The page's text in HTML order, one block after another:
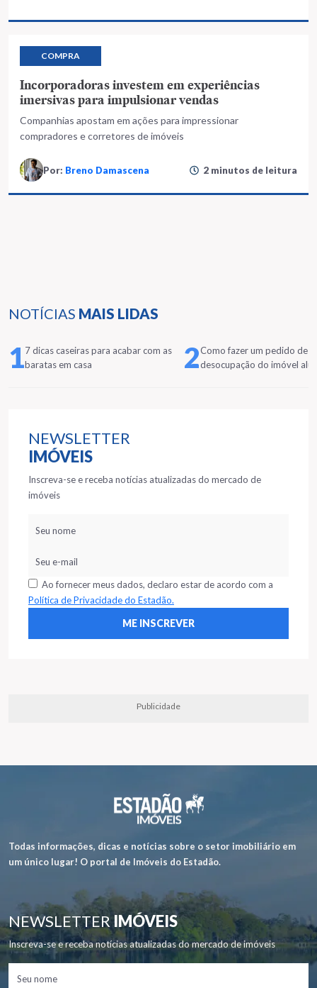
NOTÍCIAS MAIS LIDAS
17 dicas caseiras para acabar com as
baratas em casa
2Como fazer um pedido de
desocupação do imóvel
NEWSLETTER
IMÓVEIS
Inscreva-se e receba notícias atualizadas do mercado de
imóveis
Ao fornecer meus dados, declaro estar de acordo com a
Política de Privacidade do Estadão.
Publicidade
COMPRA
Incorporadoras investem em experiências
imersivas para impulsionar vendas
Companhias apostam em ações para impressionar
compradores e corretores de imóveis
Por: Breno Damascena 2 minutos de leitura
Todas informações, dicas e notícias sobre o setor imobiliário em
um único lugar! O portal de Imóveis do Estadão.
NEWSLETTERIMÓVEIS
Inscreva-se e receba notícias atualizadas do mercado de imóveis